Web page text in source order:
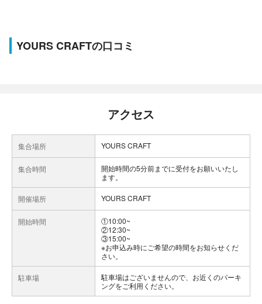
YOURS CRAFTの口コミ
アクセス
集合場所 YOURS CRAFT
集合時間
開始時間の5分前までに受付をお願いいたし
ます。
開催場所 YOURS CRAFT
開始時間
①10:00~
②12:30~
③15:00~
※お申込み時にご希望の時間をお知らせくだ
さい。
駐車場
駐車場はございませんので、お近くのパーキ
ングをご利用ください。